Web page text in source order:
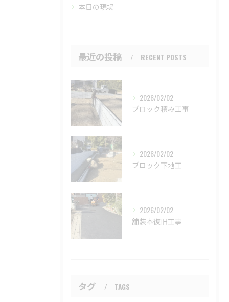
本日の現場
最近の投稿 RECENT POSTS
2026/02/02
ブロック積み工事
2026/02/02
ブロック下地工
2026/02/02
舗装本復旧工事
タグ TAGS